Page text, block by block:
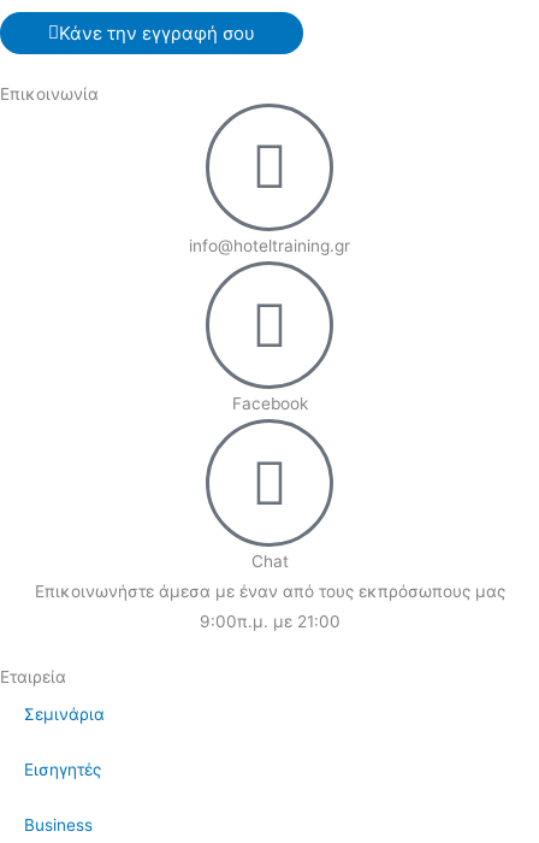
Κάνε την εγγραφή σου
Επικοινωνία
info@hoteltraining.gr
Facebook
Chat
Επικοινωνήστε άμεσα με έναν από τους εκπρόσωπους μας
9:00π.μ. με 21:00
Εταιρεία
Σεμινάρια
Εισηγητές
Business